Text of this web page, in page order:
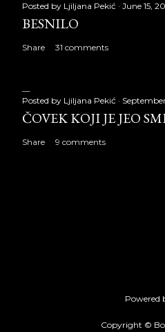
Posted by Ljiljana Pekić June 15,
BESNILO
Share 31 comments
Posted by Ljiljana Pekić
ČOVEK KOJI JE JEO
Share 9 comments
Powered
Copyright ©